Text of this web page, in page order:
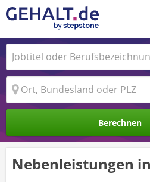
Berechnen
Nebenleistungen